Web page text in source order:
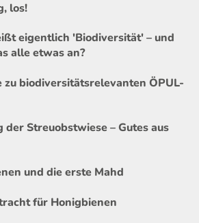
los!
eigentlich 'Biodiversität' – und
alle etwas an?
zu biodiversitätsrelevanten ÖPUL-
Streuobstwiese – Gutes aus
und die erste Mahd
für Honigbienen